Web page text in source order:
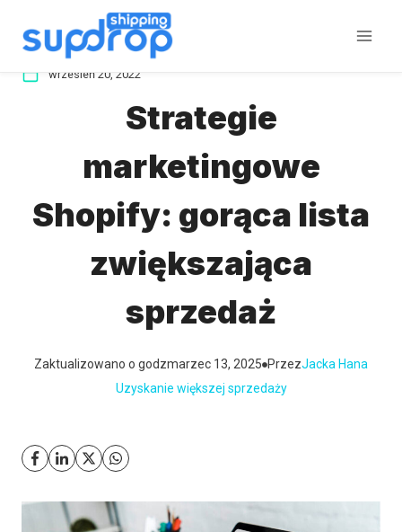
wrzesień 20, 2022
Strategie
marketingowe
Shopify: gorąca lista
zwiększająca
sprzedaż
Zaktualizowano o godzmarzec 13, 2025 PrzezJacka Hana
Uzyskanie większej sprzedaży